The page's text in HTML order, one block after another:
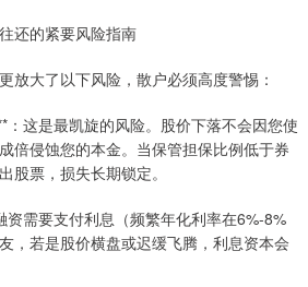
还的紧要风险指南
放大了以下风险，散户必须高度警惕：
：这是最凯旋的风险。股价下落不会因您使
倍侵蚀您的本金。当保管担保比例低于券
股票，损失长期锁定。
资需要支付利息（频繁年化利率在6%-8%
，若是股价横盘或迟缓飞腾，利息资本会